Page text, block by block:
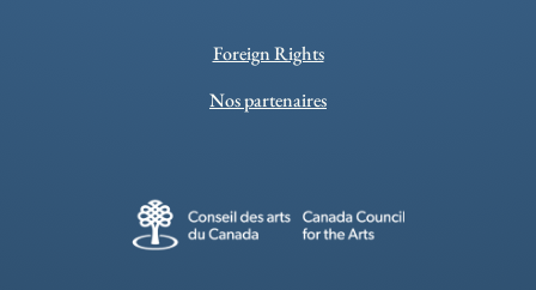
Foreign Rights
Nos partenaires